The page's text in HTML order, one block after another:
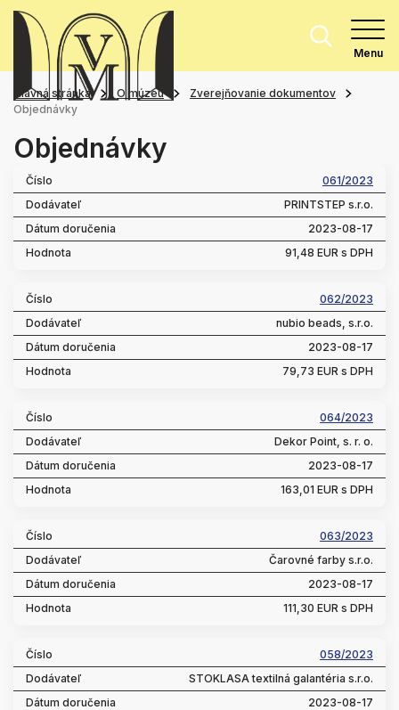
Menu
Hlavná stránka O múzeu
Zverejňovanie dokumentov
Objednávky
Objednávky
061/2023
PRINTSTEP s.r.o.
2023-08-17
91,48 EUR s DPH
062/2023
nubio beads, s.r.o.
2023-08-17
79,73 EUR s DPH
064/2023
Dekor Point, s. r. o.
2023-08-17
163,01 EUR s DPH
063/2023
Čarovné farby s.r.o.
2023-08-17
111,30 EUR s DPH
058/2023
STOKLASA textilná galantéria s.r.o.
2023-08-17